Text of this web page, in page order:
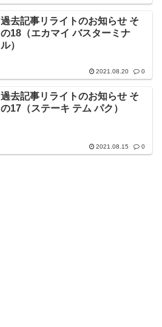
過去記事リライトのお知らせ そ
の18（エカマイ バスターミナ
ル）
2021.08.20 0
過去記事リライトのお知らせ そ
の17（ステーキ テム パク）
2021.08.15 0